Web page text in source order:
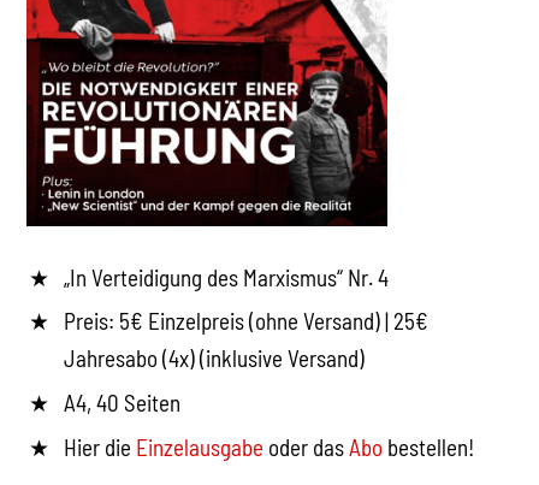
„In Verteidigung des Marxismus“ Nr. 4
Preis: 5€ Einzelpreis (ohne Versand) | 25€
Jahresabo (4x) (inklusive Versand)
A4, 40 Seiten
Hier die Einzelausgabe oder das Abo bestellen!